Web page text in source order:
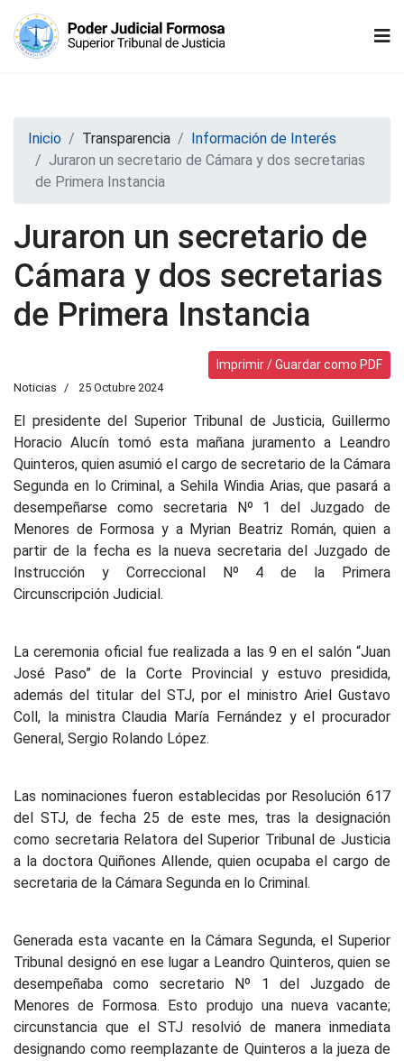
Inicio Transparencia
Información de Interés
Juraron un secretario de Cámara y dos secretarias
de Primera Instancia
Juraron un secretario de
Cámara y dos secretarias
de Primera Instancia
Imprimir / Guardar como PDF
Noticias 25 Octubre 2024
El presidente del Superior Tribunal de Justicia, Guillermo
Horacio Alucín tomó esta mañana juramento a Leandro
Quinteros, quien asumió el cargo de secretario de la Cámara
Segunda en lo Criminal, a Sehila Windia Arias, que pasará a
desempeñarse como secretaria Nº 1 del Juzgado de
Menores de Formosa y a Myrian Beatriz Román, quien a
partir de la fecha es la nueva secretaria del Juzgado de
Instrucción y Correccional Nº 4 de la Primera
Circunscripción Judicial.
La ceremonia oficial fue realizada a las 9 en el salón “Juan
José Paso” de la Corte Provincial y estuvo presidida,
además del titular del STJ, por el ministro Ariel Gustavo
Coll, la ministra Claudia María Fernández y el procurador
General, Sergio Rolando López.
Las nominaciones fueron establecidas por Resolución 617
del STJ, de fecha 25 de este mes, tras la designación
como secretaria Relatora del Superior Tribunal de Justicia
a la doctora Quiñones Allende, quien ocupaba el cargo de
secretaria de la Cámara Segunda en lo Criminal.
Generada esta vacante en la Cámara Segunda, el Superior
Tribunal designó en ese lugar a Leandro Quinteros, quien se
desempeñaba como secretario Nº 1 del Juzgado de
Menores de Formosa. Esto produjo una nueva vacante;
circunstancia que el STJ resolvió de manera inmediata
designando como reemplazante de Quinteros a la jueza de